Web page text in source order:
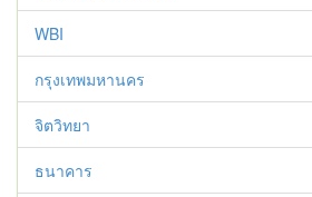
WBI
กรุงเทพมหานคร
จิตวิทยา
ธนาคาร